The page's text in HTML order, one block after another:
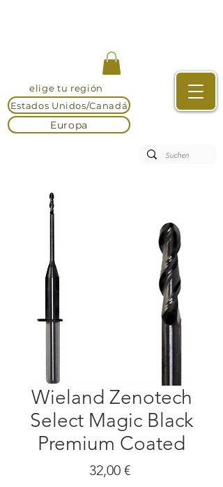
elige tu región
Estados Unidos/Canadá
Europa
Wieland Zenotech
Select Magic Black
Premium Coated
32,00 €Precio